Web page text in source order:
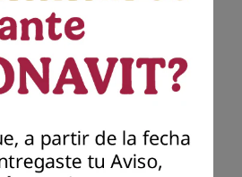
tu dictamen
generado por el
a tu solicitud previa de
aviso para dictaminar el